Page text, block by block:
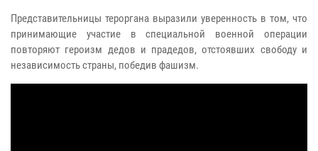
Представительницы тероргана выразили уверенность в том, что
принимающие участие в специальной военной операции
повторяют героизм дедов и прадедов, отстоявших свободу и
независимость страны, победив фашизм.